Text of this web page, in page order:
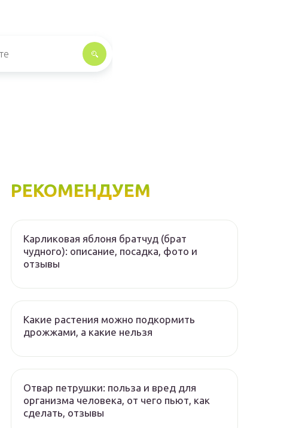
РЕКОМЕНДУЕМ
Карликовая яблоня братчуд (брат
чудного): описание, посадка, фото и
отзывы
Какие растения можно подкормить
дрожжами, а какие нельзя
Отвар петрушки: польза и вред для
организма человека, от чего пьют, как
сделать, отзывы